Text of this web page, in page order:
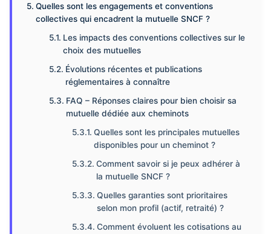
Quelles sont les engagements et conventions
collectives qui encadrent la mutuelle SNCF ?
Les impacts des conventions collectives sur le
choix des mutuelles
Évolutions récentes et publications
réglementaires à connaître
FAQ – Réponses claires pour bien choisir sa
mutuelle dédiée aux cheminots
Quelles sont les principales mutuelles
disponibles pour un cheminot ?
Comment savoir si je peux adhérer à
la mutuelle SNCF ?
Quelles garanties sont prioritaires
selon mon profil (actif, retraité) ?
Comment évoluent les cotisations au